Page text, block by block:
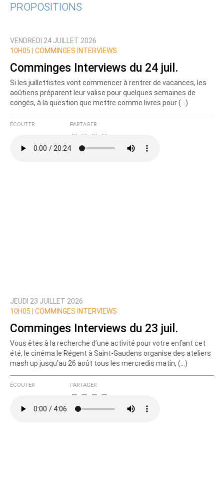
Nom
Courriel (non publié)
Ajoutez votre commentaire ici
Prévenez-moi de tous les nouveaux commentaires
PROPOSITIONS
VENDREDI 24 JUILLET 2026
10H05 |
COMMINGES INTERVIEWS
Comminges Interviews du 24 juil.
Si les juillettistes vont commencer à rentrer de vacances, les
aoûtiens préparent leur valise pour quelques semaines de
congés, à la question que mettre comme livres pour (…)
ÉCOUTER PARTAGER
JEUDI 23 JUILLET 2026
10H05 |
COMMINGES INTERVIEWS
Comminges Interviews du 23 juil.
Vous êtes à la recherche d’une activité pour votre enfant cet
été, le cinéma le Régent à Saint-Gaudens organise des ateliers
mash up jusqu’au 26 août tous les mercredis matin, (…)
ÉCOUTER PARTAGER